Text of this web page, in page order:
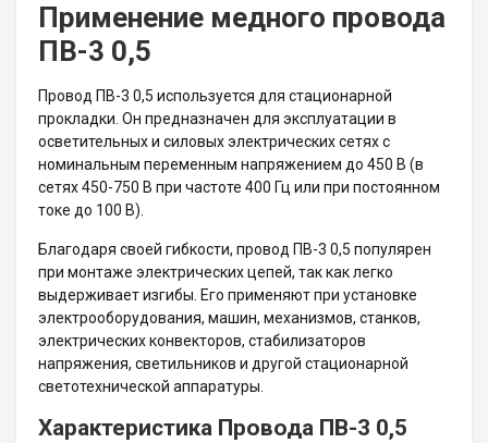
Применение медного провода
ПВ-3 0,5
Провод ПВ-3 0,5 используется для стационарной
прокладки. Он предназначен для эксплуатации в
осветительных и силовых электрических сетях с
номинальным переменным напряжением до 450 В (в
сетях 450-750 В при частоте 400 Гц или при постоянном
токе до 100 В).
Благодаря своей гибкости, провод ПВ-3 0,5 популярен
при монтаже электрических цепей, так как легко
выдерживает изгибы. Его применяют при установке
электрооборудования, машин, механизмов, станков,
электрических конвекторов, стабилизаторов
напряжения, светильников и другой стационарной
светотехнической аппаратуры.
Характеристика Провода ПВ-3 0,5